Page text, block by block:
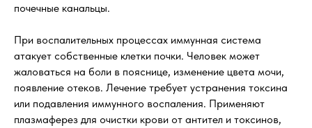
почечные канальцы.
При воспалительных процессах иммунная система
атакует собственные клетки почки. Человек может
жаловаться на боли в пояснице, изменение цвета мочи,
появление отеков. Лечение требует устранения токсина
или подавления иммунного воспаления. Применяют
плазмаферез для очистки крови от антител и токсинов,